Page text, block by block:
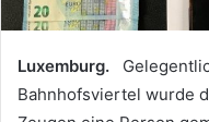
Luxemburg.
Bahnhofsviertel wurde